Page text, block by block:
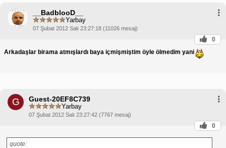
__BadblooD__
Yarbay
07 Şubat 2012 Salı 23:27:18 (11026 mesaj)
0
Arkadaşlar birama atmışlardı baya içmişmiştim öyle ölmedim yani
G Guest-20EF8C739
Yarbay
07 Şubat 2012 Salı 23:27:42 (7767 mesaj)
0
quote: